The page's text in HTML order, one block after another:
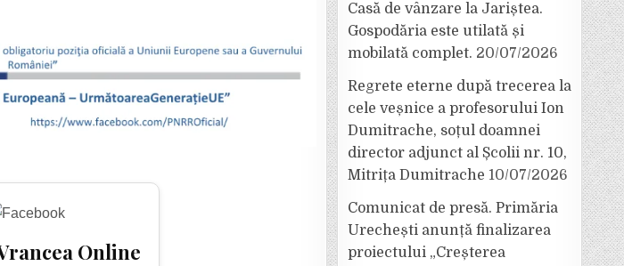
Online
Casă de vânzare la Jariștea.
Gospodăria este utilată și
mobilată complet. 20/07/2026
Regrete eterne după trecerea la
cele veșnice a profesorului Ion
Dumitrache, soțul doamnei
director adjunct al Școlii nr. 10,
Mitrița Dumitrache 10/07/2026
Comunicat de presă. Primăria
Urechești anunță finalizarea
proiectului „Creșterea